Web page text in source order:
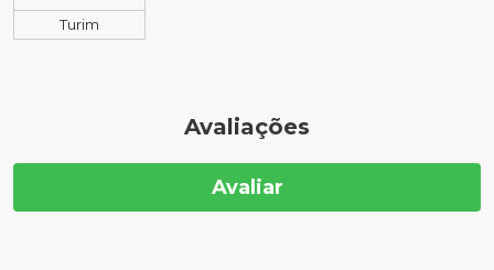
Turim
Avaliações
Avaliar